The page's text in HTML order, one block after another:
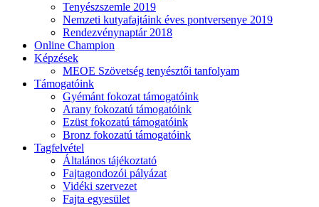
Tenyészszemle 2019
Nemzeti kutyafajtáink éves pontversenye 2019
Rendezvénynaptár 2018
Online Champion
Képzések
MEOE Szövetség tenyésztői tanfolyam
Támogatóink
Gyémánt fokozat támogatóink
Arany fokozatú támogatóink
Ezüst fokozatú támogatóink
Bronz fokozatú támogatóink
Tagfelvétel
Általános tájékoztató
Fajtagondozói pályázat
Vidéki szervezet
Fajta egyesület